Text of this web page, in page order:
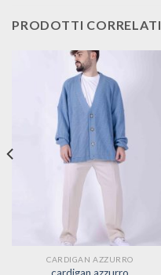
PRODOTTI CORRELATI
CARDIGAN AZZURRO